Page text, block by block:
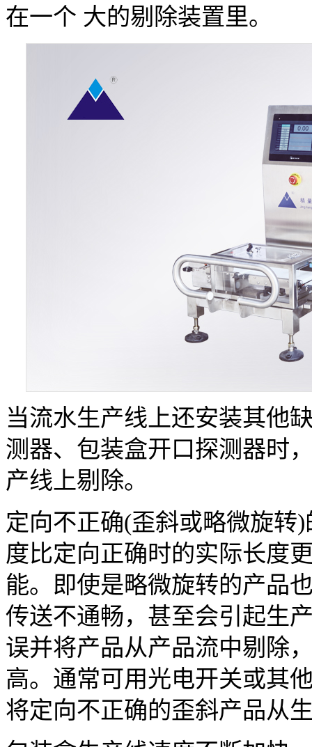
在一个 大的剔除装置里。
当流水生产线上还安装其他
测器、包装盒开口探测器时
产线上剔除。
定向不正确(歪斜或略微旋转
度比定向正确时的实际长度
能。即使是略微旋转的产品
传送不通畅，甚至会引起生
误并将产品从产品流中剔除
高。通常可用光电开关或其
将定向不正确的歪斜产品从